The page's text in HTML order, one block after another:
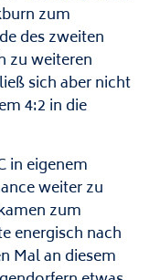
zum
des zweiten
zu weiteren
sich aber nicht
4:2 in die
in eigenem
weiter zu
zum
energisch nach
Mal an diesem